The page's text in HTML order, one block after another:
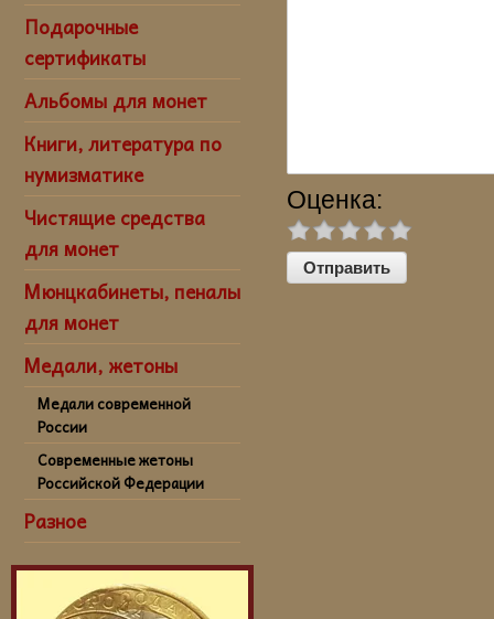
Подарочные
сертификаты
Альбомы для монет
Книги, литература по
нумизматике
Чистящие средства
для монет
Мюнцкабинеты, пеналы
для монет
Медали, жетоны
Медали современной
России
Современные жетоны
Российской Федерации
Разное
Оценка: